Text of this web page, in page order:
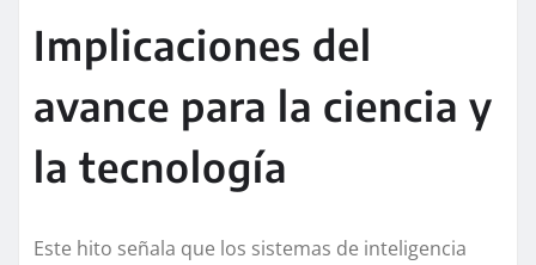
Implicaciones del
avance para la ciencia y
la tecnología
Este hito señala que los sistemas de inteligencia